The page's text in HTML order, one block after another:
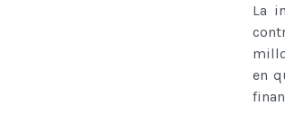
La
en